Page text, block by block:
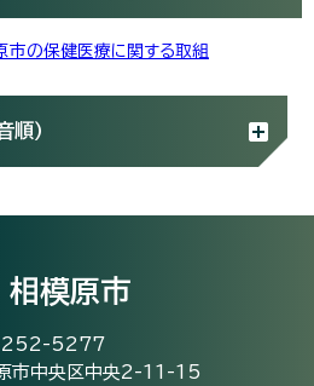
市の保健医療に関する取組
順）
相模原市
252-5277
市中央区中央2-11-15